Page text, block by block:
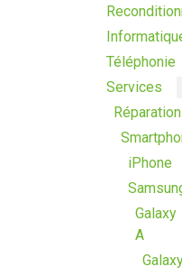
Téléphonie
Services
Réparation
iPhone
Galaxy
A